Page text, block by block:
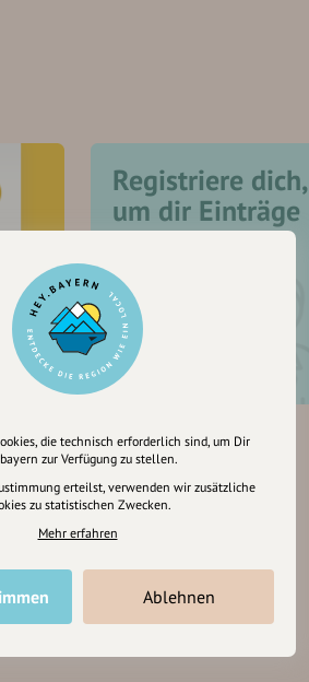
Registriere dich,
um dir Einträge
zu merken
die technisch erforderlich sind, um Dir
zur Verfügung zu stellen.
erteilst, verwenden wir zusätzliche
zu statistischen Zwecken.
Mehr erfahren
Ablehnen